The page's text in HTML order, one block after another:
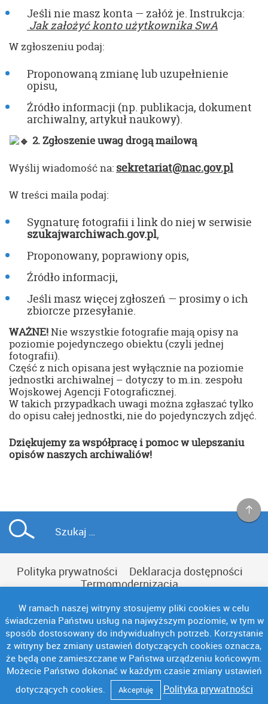
Jeśli nie masz konta — załóż je. Instrukcja:
Jak założyć konto użytkownika SwA
W zgłoszeniu podaj:
Proponowaną zmianę lub uzupełnienie
opisu,
Źródło informacji (np. publikacja, dokument
archiwalny, artykuł naukowy).
2. Zgłoszenie uwag drogą mailową
Wyślij wiadomość na: sekretariat@nac.gov.pl
W treści maila podaj:
Sygnaturę fotografii i link do niej w serwisie
szukajwarchiwach.gov.pl,
Proponowany, poprawiony opis,
Źródło informacji,
Jeśli masz więcej zgłoszeń — prosimy o ich
zbiorcze przesyłanie.
WAŻNE!Nie wszystkie fotografie mają opisy na
poziomie pojedynczego obiektu (czyli jednej
fotografii).
Część z nich opisana jest wyłącznie na poziomie
jednostki archiwalnej – dotyczy to m.in. zespołu
Wojskowej Agencji Fotograficznej.
W takich przypadkach uwagi można zgłaszać tylko
do opisu całej jednostki, nie do pojedynczych zdjęć.
Dziękujemy za współpracę i pomoc w ulepszaniu
opisów naszych archiwaliów!
Polityka prywatności
Deklaracja dostępności
Termomodernizacja
Copyright © NAC
W ramach naszej witryny stosujemy pliki cookies w celu
świadczenia Państwu usług na najwyższym poziomie, w tym w
sposób dostosowany do indywidualnych potrzeb. Korzystanie
z witryny bez zmiany ustawień dotyczących cookies oznacza,
że będą one zamieszczane w Państwa urządzeniu końcowym.
Możecie Państwo dokonać w każdym czasie zmiany ustawień
dotyczących cookies.
Akceptuję Polityka prywatności